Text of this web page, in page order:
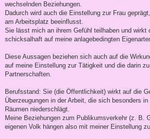
wechselnden Beziehungen.
Dadurch wird auch die Einstellung zur Frau
am Arbeitsplatz beeinflusst.
Sie lässt mich an ihrem Gefühl teilhaben und wirkt
schicksalhaft auf meine anlagebedingten
Diese Aussagen beziehen sich auch auf die
auf meine Einstellung zur Tätigkeit und die darin
Partnerschaften.
Berufsstand: Sie (die Öffentlichkeit) wirkt auf die
Überzeugungen in der Arbeit, die sich besonders
Räumen niederschlägt.
Meine Beziehungen zum Publikumsverkehr (z. B.
eigenen Volk hängen also mit meiner Einstellung